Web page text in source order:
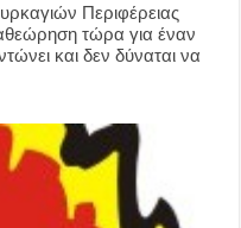
Περιφέρειας
τώρα για έναν
και δεν δύναται να